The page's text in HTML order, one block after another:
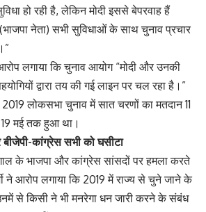
हो रही है, लेकिन मोदी इससे बेपरवाह हैं
नेता) सभी सुविधाओं के साथ चुनाव प्रचार
लगाया कि चुनाव आयोग “मोदी और उनकी
द्वारा तय की गई लाइन पर चल रहा है।”
लोकसभा चुनाव में सात चरणों का मतदान 11
मई तक हुआ था।
बीजेपी-कांग्रेस सभी को घसीटा
के भाजपा और कांग्रेस सांसदों पर हमला करते
ने आरोप लगाया कि 2019 में राज्य से चुने जाने के
से किसी ने भी मनरेगा धन जारी करने के संबंध